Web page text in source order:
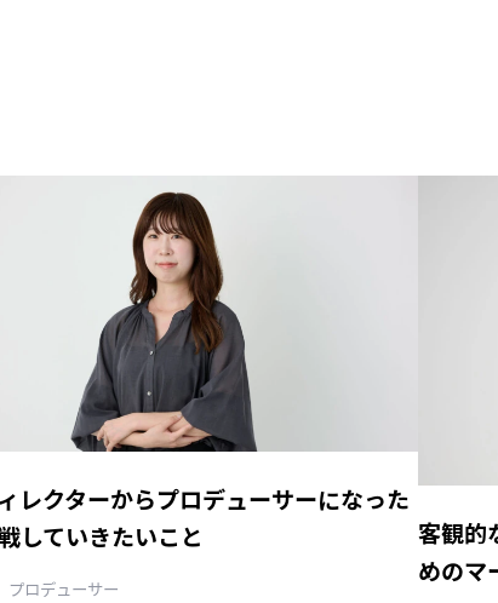
レクターからプロデューサーになった
していきたいこと
プロデューサー
客観的
めのマ